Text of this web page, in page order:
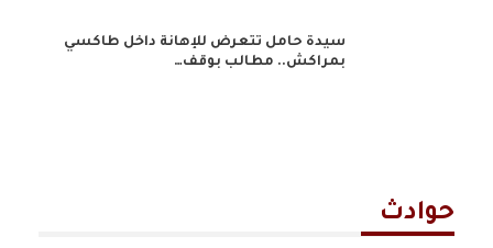
سيدة حامل تتعرض للإهانة داخل طاكسي
بمراكش.. مطالب بوقف…
حوادث